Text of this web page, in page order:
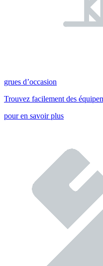
grues d’occasion
Trouvez facilement des
pour en savoir plus